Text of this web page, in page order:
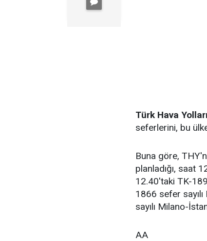
Türk Hava
seferlerini, bu
Buna göre,
planladığı, saat
12.40'taki TK-
1866 sefer
sayılı Milano-
AA